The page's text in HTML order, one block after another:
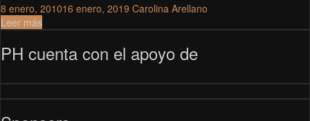
8 enero, 201016 enero, 2019 Carolina Arellano
Leer más
PH cuenta con el apoyo de